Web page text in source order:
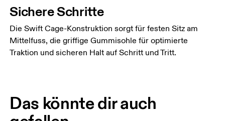
Sichere Schritte
Die Swift Cage-Konstruktion sorgt für festen Sitz am
Mittelfuss, die griffige Gummisohle für optimierte
Traktion und sicheren Halt auf Schritt und Tritt.
Das könnte dir auch